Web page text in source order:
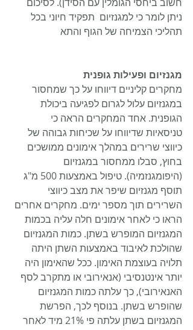
ניתן לומר כי למגנזיום  תפקיד חיוני בכל
תהליכי הצמיחה של הגוף והתא
מגנזיום ופעילות גופנית
מחקרים קליניים דיווחו על כך שמחסור
במגנזיום עלול לגרום לפגיעה ביכולת
הגופנית. אחד המחקרים הראה כי
טניסאיות שדיווחו על שכיחות גבוהה של
כיווצי שרירים במהלך אימונים ממושכים
בחוץ, סבלו ממחסור במגנזיום
(היפומגנזמיה). טיפול באמצעות 500 מ"ג
תוסף מגנזיום שיפר את מצב כיווצי
השרירים תוך מספר ימים. מחקרים אחרים
הראו כי לאחר אימונים חלה עליה בכמות
המגנזיום המופרש בשתן. כמות המגנזיום
שהולכת לאיבוד באמצעות השתן היתה
תלויה בעוצמת האימון. ככל שהאימון היה
יותר אינטנסיבי (אנאירובי או מתקרב לסף
האנאירובי), כך עלתה כמות המגנזיום
שהופרש בשתן. בנוסף לכך, הפרשת
המגנזיום בשתן עלתה פי 21% מיד לאחר